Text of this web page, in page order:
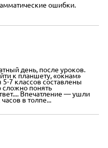
ошибки.
день, после уроков.
к планшету, «окнам»
7 классов составлены
сложно понять
Впечатление — ушли
в толпе...